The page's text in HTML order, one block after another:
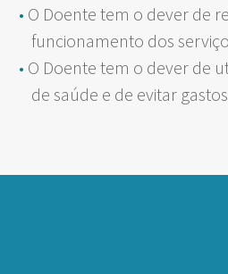
O Doente tem o dever de
funcionamento dos
O Doente tem o dever de
de saúde e de evitar